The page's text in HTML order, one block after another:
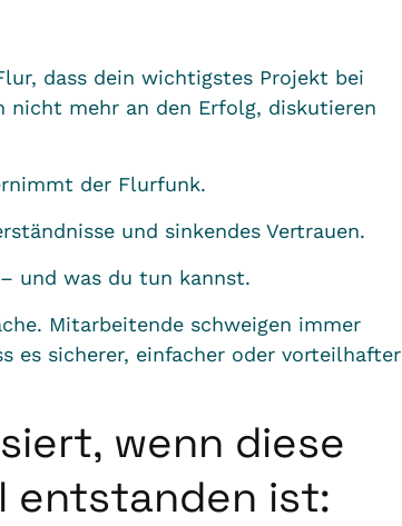
dass dein wichtigstes Projekt bei
nicht mehr an den Erfolg, diskutieren
der Flurfunk.
und sinkendes Vertrauen.
und was du tun kannst.
Mitarbeitende schweigen immer
es sicherer, einfacher oder vorteilhafter
wenn diese
entstanden ist: